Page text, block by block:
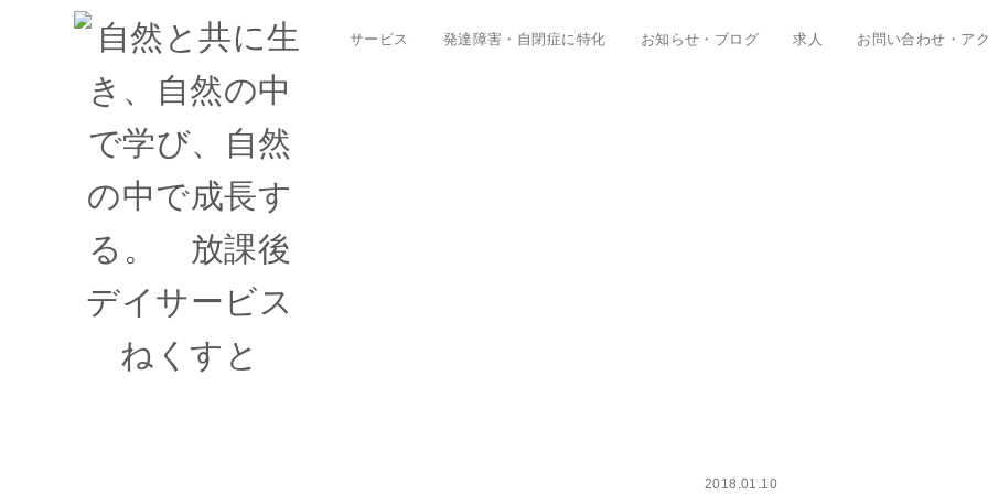
サービス 発達障害・自閉症に特化 お知らせ・ブログ 求人 お問い合わせ・ア
2018.01.10